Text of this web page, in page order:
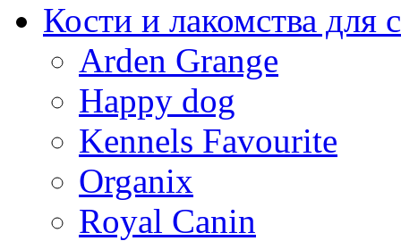
Кости и лакомства для
Arden Grange
Happy dog
Kennels Favourite
Organix
Royal Canin